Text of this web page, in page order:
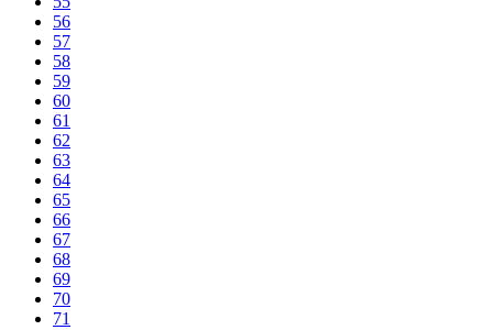
56
57
58
59
60
61
62
63
64
65
66
67
68
69
70
71